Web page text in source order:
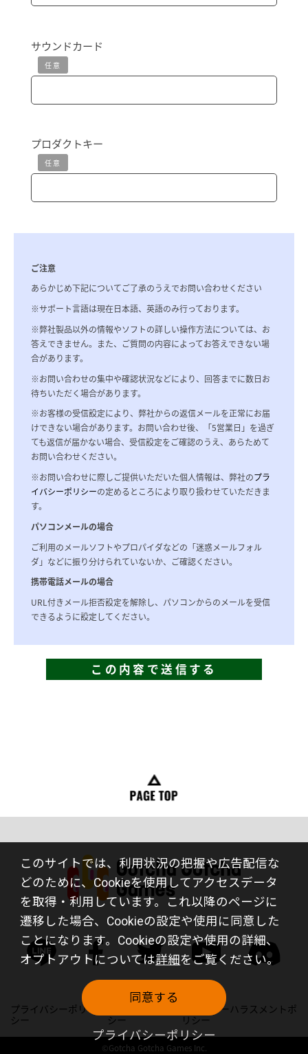
サウンドカード
任意
プロダクトキー
任意
ご注意
あらかじめ下記についてご了承のうえでお問い合わせください
※サポート言語は現在日本語、英語のみ行っております。
※弊社製品以外の情報やソフトの詳しい操作方法については、お
答えできません。また、ご質問の内容によってお答えできない場
合があります。
※お問い合わせの集中や確認状況などにより、回答までに数日お
待ちいただく場合があります。
※お客様の受信設定により、弊社からの返信メールを正常にお届
けできない場合があります。お問い合わせ後、「5営業日」を過ぎ
ても返信が届かない場合、受信設定をご確認のうえ、あらためて
お問い合わせください。
※お問い合わせに際しご提供いただいた個人情報は、弊社のプラ
イバシーポリシーの定めるところにより取り扱わせていただきま
す。
パソコンメールの場合
ご利用のメールソフトやプロパイダなどの「迷惑メールフォル
ダ」などに振り分けられていないか、ご確認ください。
携帯電話メールの場合
URL付きメール拒否設定を解除し、パソコンからのメールを受信
できるように設定してください。
このサイトでは、利用状況の把握や広告配信な
どのために、Cookieを使用してアクセスデータ
を取得・利用しています。これ以降のページに
遷移した場合、Cookieの設定や使用に同意した
ことになります。Cookieの設定や使用の詳細、
オプトアウトについては詳細をご覧ください。
同意する
プライバシーポリシー
プライバシーポリ
シー
シー
カスタマーハラスメントポ
リシー
©Gotcha Gotcha Games Inc.